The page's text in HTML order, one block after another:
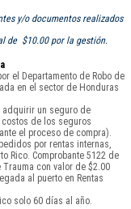
y/o documentos realizados
de $10.00 por la gestión.
el Departamento de Robo de
en el sector de Honduras
adquirir un seguro de
costos de los seguros
el proceso de compra).
por rentas internas,
Rico. Comprobante 5122 de
con valor de $2.00
al puerto en Rentas
solo 60 días al año.